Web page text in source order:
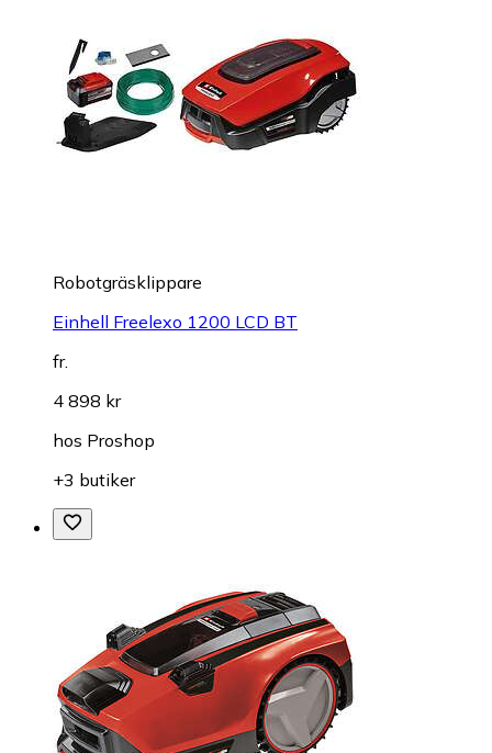
Robotgräsklippare
Einhell Freelexo 1200 LCD BT
fr.
4 898 kr
hos Proshop
+3 butiker